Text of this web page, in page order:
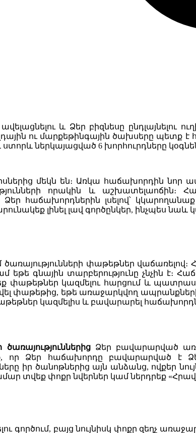
և Ձեր բիզնեսը ընդլայնելու
ու մարքեթինգային ծախսերը պետք է
ներկայացված 6 խորհուրդները
մեկն են։ Առկա հաճախորդին նոր
որակին և աշխատելաոճին։
հաճախորդներին լսելով՝ կկարողանաք
լինել լավ գործընկեր, ինչպես նաև
փաթեթներ
եթե գնային տարբերությունը չնչին է։
փաթեթներ կազմելու հարցում և
եթե առաջարկվող ապրանքներից
կազմելիս և բավարարել
Ձեր բավարարված
որ Ձեր հաճախորդը բավարարված
իր ծանոթներից այն անձանց, ովքեր
տվեք փոքր նվերներ կամ ներդրեք
գործում, բայց նույնիսկ փոքր զեղչ